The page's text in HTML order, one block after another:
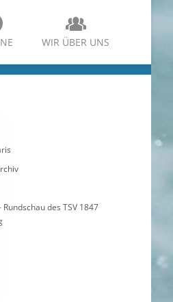
WIR ÜBER UNS
des TSV 1847